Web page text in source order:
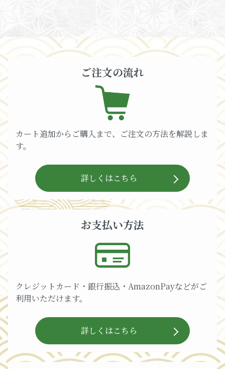
ご注文の流れ
カート追加からご購入まで、ご注文の方法を解説しま
す。
詳しくはこちら
お支払い方法
クレジットカード・銀行振込・AmazonPayなどがご
利用いただけます。
詳しくはこちら